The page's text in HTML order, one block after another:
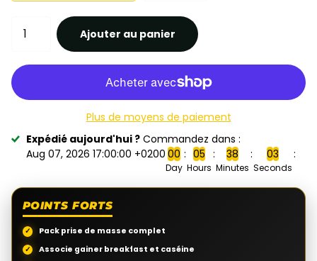
Ajouter au panier
Plus de moyens de paiement
Expédié aujourd'hui ? Commandez dans :
Aug 07, 2026 17:00:00 +0200 00
Day
05
Hours
38
Minutes
02
Seconds
POINTS FORTS
Pack prise de masse complet
Associe gainer breakfast et caséine